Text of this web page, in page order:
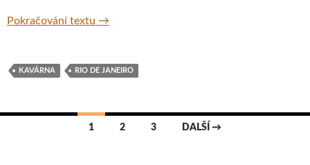
Pokračování textu Na skok do Ria de Janeira
→
KAVÁRNA RIO DE JANEIRO
1 2 3 DALŠÍ →